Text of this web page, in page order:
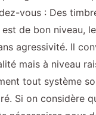
vous : Des
de bon niveau,
agressivité. Il
mais à niveau
tout système
Si on considère